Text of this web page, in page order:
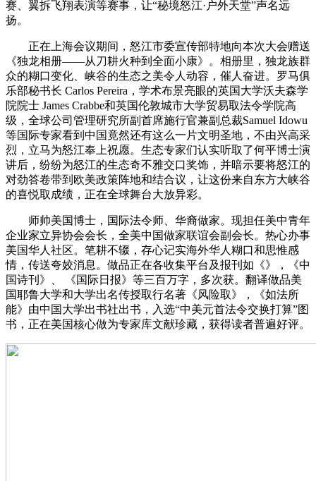
赛、翼拆飞翔表演等赛事，让“秘境怒江·户外天堂”声名远
扬。
正在上海会议期间，怒江市委宣传部特地向本次大会赠送
《独龙相册——从刀耕火种到全面小康》。相册里，独龙族群
众的糊口变化、峡谷的生态之美令人动容，催人奋进。罗马俱
乐部秘书长 Carlos Pereira，学术布景亮眼的英国大学沃夫森学
院院士 James Crabbe和英国伦敦城市大学贸易取法令学院高
级，全球公司管理研究所副首席施行官兼副总裁Samuel Idowu
等国际专家看到中国竟然还有这么一片文明圣地，不由兴高采
烈，立马为怒江奉上祝愿。生态专家们认实听取了何平博士演
讲后，纷纷为怒江的生态奇不雅交口奖饰，并暗示要将怒江的
对劲答卷带到欧美政策阵地和结合议，让这份来自东方大峡谷
的喜悦取成绩，正在全球舞台大放异彩。
师帅美国博士，国际法令师、华裔做家。现担任美中青年
企业家立异协会会长，全美中国做家联谊会副会长。热心办事
美国华人社区。笔耕不辍，存心记实海外华人糊口和思惟感
情，传送夸姣消息。做品正在各收集平台及报刊如《》，《中
国诗刊》、 《国际日报》等三百万字，多次获。翻译做品美
国耶鲁大学和大学出名传授取行名著《风险取》，《如法所
能》由中国大学出书社出书，入选“中美元首法令交换打算”图
书，正在美国核心做为专家库文献珍藏，获得读者普遍好评。